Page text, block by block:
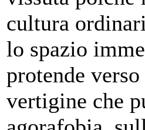
cultura
lo spazio
protende
vertigine che